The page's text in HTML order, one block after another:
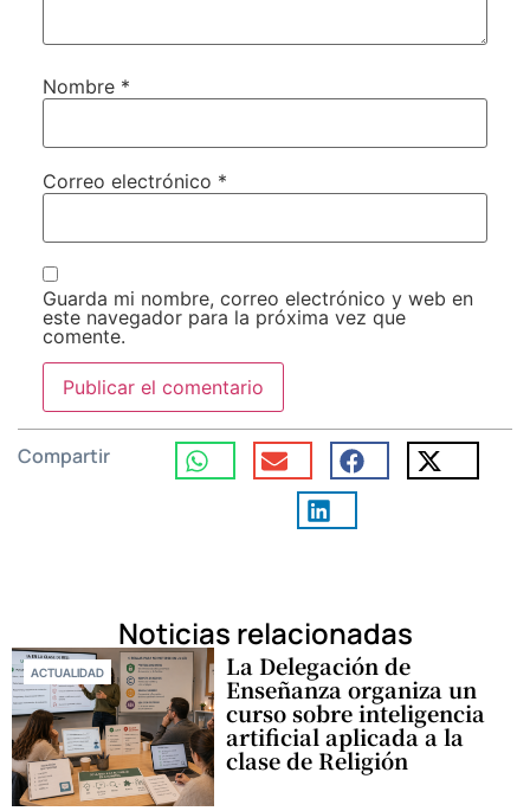
Nombre *
Correo electrónico *
Guarda mi nombre, correo electrónico y web en
este navegador para la próxima vez que
comente.
Compartir
Noticias relacionadas
ACTUALIDAD La Delegación de
Enseñanza organiza un
curso sobre inteligencia
artificial aplicada a la
clase de Religión